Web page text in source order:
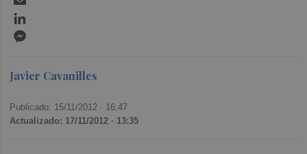
Javier Cavanilles
Publicado: 15/11/2012 · 16:47
Actualizado: 17/11/2012 · 13:35